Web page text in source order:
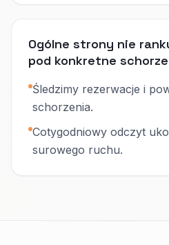
Ogólne strony nie
pod konkretne
Śledzimy rezerwacje i
schorzenia.
Cotygodniowy odczyt
surowego ruchu.